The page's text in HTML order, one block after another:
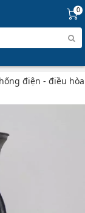
0
điện - điều hòa